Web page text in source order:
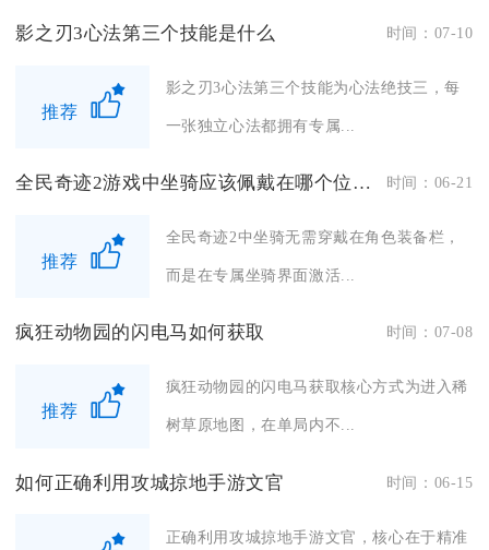
影之刃3心法第三个技能是什么 时间：07-10
推荐
影之刃3心法第三个技能为心法绝技三，每
一张独立心法都拥有专属...
全民奇迹2游戏中坐骑应该佩戴在哪个位置呢 时间：06-21
推荐
全民奇迹2中坐骑无需穿戴在角色装备栏，
而是在专属坐骑界面激活...
疯狂动物园的闪电马如何获取 时间：07-08
推荐
疯狂动物园的闪电马获取核心方式为进入稀
树草原地图，在单局内不...
如何正确利用攻城掠地手游文官 时间：06-15
正确利用攻城掠地手游文官，核心在于精准